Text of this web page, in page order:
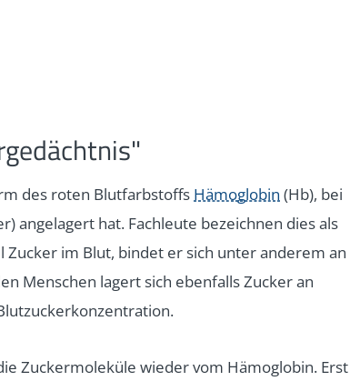
des roten Blutfarbstoffs Hämoglobin (Hb), bei
angelagert hat. Fachleute bezeichnen dies als
im Blut, bindet er sich unter anderem an
Menschen lagert sich ebenfalls Zucker an
Zuckermoleküle wieder vom Hämoglobin. Erst